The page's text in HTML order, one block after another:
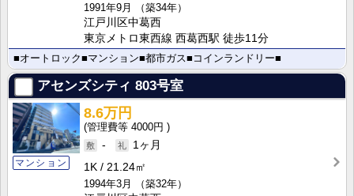
1991年9月
（築34年）
江戸川区中葛西
東京メトロ東西線 西葛西駅 徒歩11分
■オートロック■マンション■都市ガス■コインランドリー■
アセンズシティ 803号室
マンション
8.6万円
4000円
-
1ヶ月
1K
21.24㎡
1994年3月
（築32年）